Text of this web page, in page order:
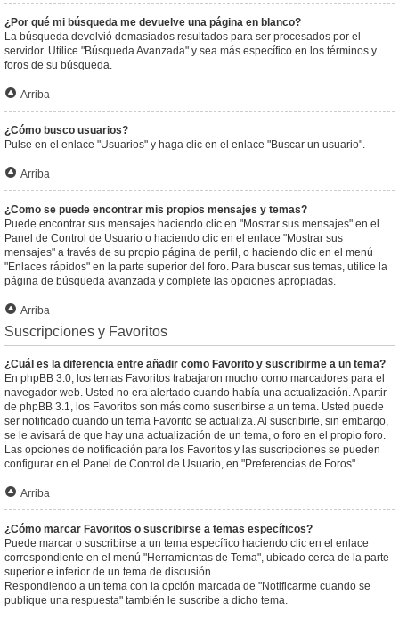
¿Por qué mi búsqueda me devuelve una página en blanco?
La búsqueda devolvió demasiados resultados para ser procesados por el
servidor. Utilice "Búsqueda Avanzada" y sea más específico en los términos y
foros de su búsqueda.
Arriba
¿Cómo busco usuarios?
Pulse en el enlace "Usuarios" y haga clic en el enlace "Buscar un usuario".
Arriba
¿Como se puede encontrar mis propios mensajes y temas?
Puede encontrar sus mensajes haciendo clic en "Mostrar sus mensajes" en el
Panel de Control de Usuario o haciendo clic en el enlace "Mostrar sus
mensajes" a través de su propio página de perfil, o haciendo clic en el menú
"Enlaces rápidos" en la parte superior del foro. Para buscar sus temas, utilice la
página de búsqueda avanzada y complete las opciones apropiadas.
Arriba
Suscripciones y Favoritos
¿Cuál es la diferencia entre añadir como Favorito y suscribirme a un tema?
En phpBB 3.0, los temas Favoritos trabajaron mucho como marcadores para el
navegador web. Usted no era alertado cuando había una actualización. A partir
de phpBB 3.1, los Favoritos son más como suscribirse a un tema. Usted puede
ser notificado cuando un tema Favorito se actualiza. Al suscribirte, sin embargo,
se le avisará de que hay una actualización de un tema, o foro en el propio foro.
Las opciones de notificación para los Favoritos y las suscripciones se pueden
configurar en el Panel de Control de Usuario, en "Preferencias de Foros".
Arriba
¿Cómo marcar Favoritos o suscribirse a temas específicos?
Puede marcar o suscribirse a un tema específico haciendo clic en el enlace
correspondiente en el menú "Herramientas de Tema", ubicado cerca de la parte
superior e inferior de un tema de discusión.
Respondiendo a un tema con la opción marcada de "Notificarme cuando se
publique una respuesta" también le suscribe a dicho tema.